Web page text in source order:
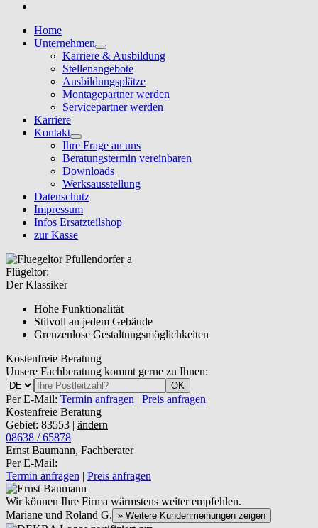
Home
Unternehmen
Karriere & Ausbildung
Stellenangebote
Ausbildungsplätze
Montagepartner werden
Servicepartner werden
Karriere
Kontakt
Ihre Frage an uns
Beratungstermin vereinbaren
Downloads
Werksausstellung
Datenschutz
Impressum
Infos Ersatzteilshop
zur Kasse
Flügeltor:
Der Klassiker
Hohe Funktionalität
Stilvoll an jedem Gebäude
Grenzenlose Gestaltungsmöglichkeiten
Kostenfreie Beratung
Unsere Fachberatung kommt gerne zu Ihnen:
OK
Per E-Mail: Termin anfragen | Preis anfragen
Kostenfreie Beratung
Gebiet: 83553 | ändern
08638 / 65878
Ernst Baumann, Fachberater
Per E-Mail:
Termin anfragen | Preis anfragen
Wir können Ihre Firma wärmstens weiter empfehlen.
Mariane und Roland G. » Weitere Kundenmeinungen zeigen